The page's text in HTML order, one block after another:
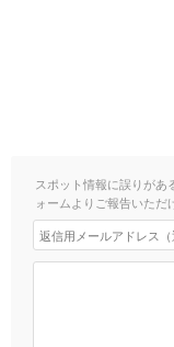
スポット情報に誤りが
ォームよりご報告いただ